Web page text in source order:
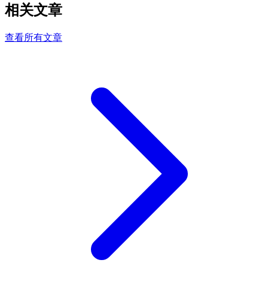
相关文章
查看所有文章